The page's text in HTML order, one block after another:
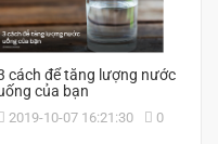
cách để tăng lượng nước
của bạn
2019-10-07 16:21:30 0